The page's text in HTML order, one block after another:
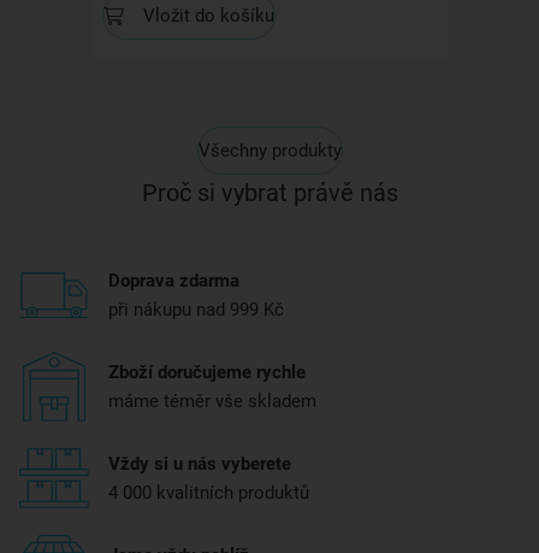
Vložit do košíku
Všechny produkty
Proč si vybrat právě nás
Doprava zdarma
při nákupu nad 999 Kč
Zboží doručujeme rychle
máme téměr vše skladem
Vždy si u nás vyberete
4 000 kvalitních produktů